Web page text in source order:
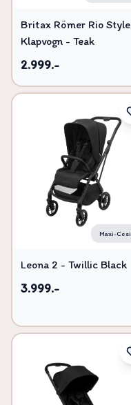
Britax Römer Rio Style
Klapvogn - Teak
2.999.-
Maxi-Cosi
Leona 2 - Twillic Black
3.999.-